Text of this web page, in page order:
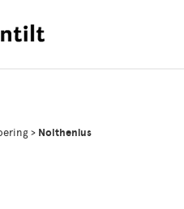
> Nolthenius